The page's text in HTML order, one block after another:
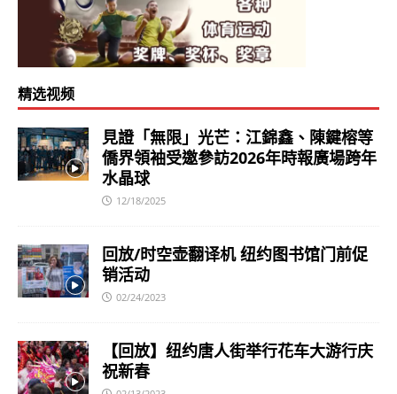
精选视频
見證「無限」光芒：江錦鑫、陳鍵榕等
僑界領袖受邀參訪2026年時報廣場跨年
水晶球
12/18/2025
回放/时空壶翻译机 纽约图书馆门前促
销活动
02/24/2023
【回放】纽约唐人街举行花车大游行庆
祝新春